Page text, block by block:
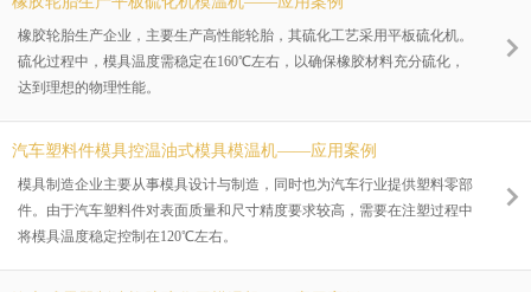
橡胶轮胎生产企业，主要生产高性能轮胎，其硫化工艺采用平板硫化机。
硫化过程中，模具温度需稳定在160℃左右，以确保橡胶材料充分硫化，
达到理想的物理性能。
汽车塑料件模具控温油式模具模温机——应用案例
模具制造企业主要从事模具设计与制造，同时也为汽车行业提供塑料零部
件。由于汽车塑料件对表面质量和尺寸精度要求较高，需要在注塑过程中
将模具温度稳定控制在120℃左右。